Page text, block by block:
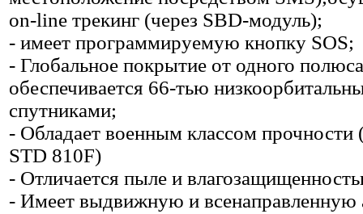
on-line трекинг (через SBD-модуль);
- имеет программируемую кнопку SOS;
- Глобальное покрытие от одного
обеспечивается 66-тью
спутниками;
- Обладает военным классом
STD 810F)
- Отличается пыле и
- Имеет выдвижную и всенаправленную